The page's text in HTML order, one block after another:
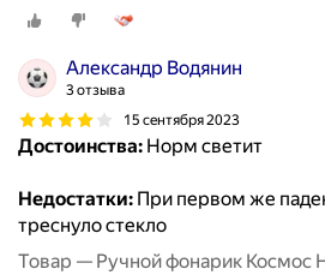
Александр Водянин
3 отзыва
15 сентября 2023
Достоинства: Норм светит
Недостатки: При первом же
треснуло стекло
Товар — Ручной фонарик Космос